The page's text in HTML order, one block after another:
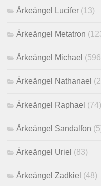
Ärkeängel Lucifer (13)
Ärkeängel Metatron
Ärkeängel Michael
Ärkeängel Nathanael
Ärkeängel Raphael (74)
Ärkeängel Sandalfon
Ärkeängel Uriel (83)
Ärkeängel Zadkiel (48)